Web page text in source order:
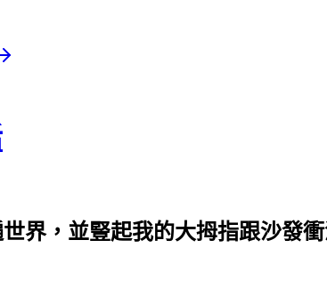
界，並豎起我的大拇指跟沙發